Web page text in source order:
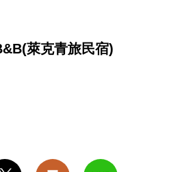
萊克青旅民宿)